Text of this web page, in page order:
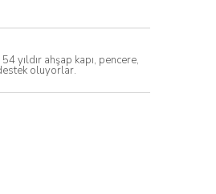
yıldır ahşap kapı, pencere,
oluyorlar.